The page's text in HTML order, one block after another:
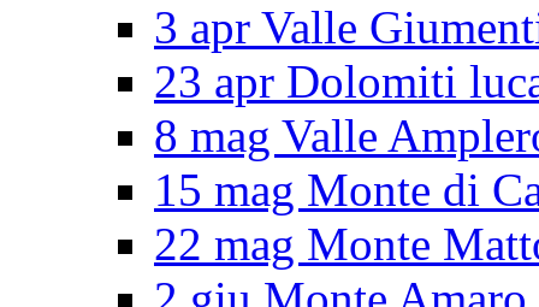
3 apr Valle
23 apr Dolomiti
8 mag Valle
15 mag Monte di
22 mag Monte